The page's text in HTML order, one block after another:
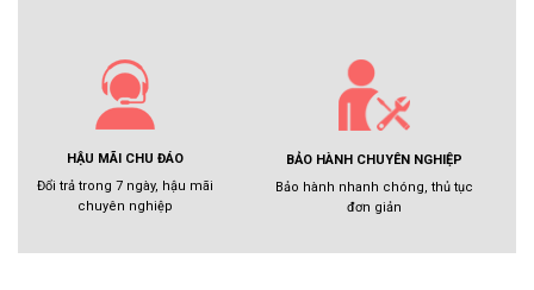
HẬU MÃI CHU ĐÁO
Đổi trả trong 7 ngày, hậu mãi
chuyên nghiệp
BẢO HÀNH CHUYÊN NGHIỆP
Bảo hành nhanh chóng, thủ tục
đơn giản